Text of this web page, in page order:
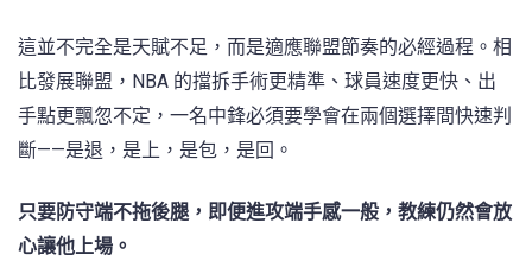
這並不完全是天賦不足，而是適應聯盟節奏的必經過程。相
比發展聯盟，NBA 的擋拆手術更精準、球員速度更快、出
手點更飄忽不定，一名中鋒必須要學會在兩個選擇間快速判
斷——是退，是上，是包，是回。
只要防守端不拖後腿，即便進攻端手感一般，教練仍然會放
心讓他上場。